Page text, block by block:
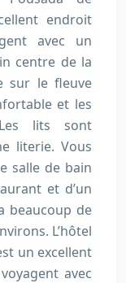
endroit
avec un
centre de la
sur le fleuve
et les
lits sont
literie. Vous
salle de bain
et d’un
beaucoup de
L’hôtel
un excellent
avec